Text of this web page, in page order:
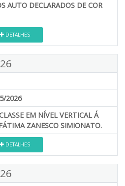
AUTO DECLARADOS DE COR
DETALHES
2026
EM NÍVEL VERTICAL Á
ZANESCO SIMIONATO.
DETALHES